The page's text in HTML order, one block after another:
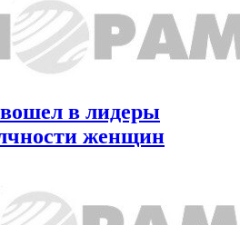
в лидеры
женщин